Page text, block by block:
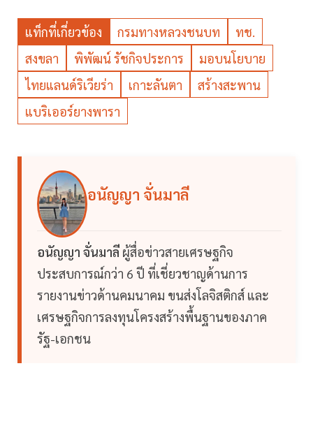
แท็กที่เกี่ยวข้อง กรมทางหลวงชนบท
ทช.
สงขลา
พิพัฒน์ รัชกิจประการ
มอบนโยบาย
ไทยแลนด์ริเวียร่า
เกาะลันตา
สร้างสะพาน
แบริเออร์ยางพารา
อนัญญา จั่นมาลี
อนัญญา จั่นมาลี ผู้สื่อข่าวสายเศรษฐกิจ
ประสบการณ์กว่า 6 ปี ที่เชี่ยวชาญด้านการ
รายงานข่าวด้านคมนาคม ขนส่งโลจิสติกส์ และ
เศรษฐกิจการลงทุนโครงสร้างพื้นฐานของภาค
รัฐ-เอกชน